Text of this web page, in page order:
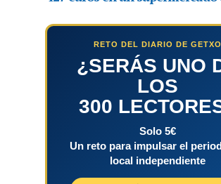
RETO DEL DIARIO DE GETXO
¿SERÁS UNO
LOS
300
Solo 5€
Un reto para impulsar el
local independiente